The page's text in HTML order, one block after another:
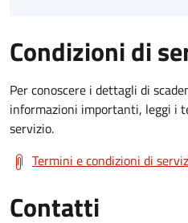
Condizioni di
Per conoscere i dettagli di
informazioni importanti, leggi i
servizio.
Termini e condizioni di
Contatti